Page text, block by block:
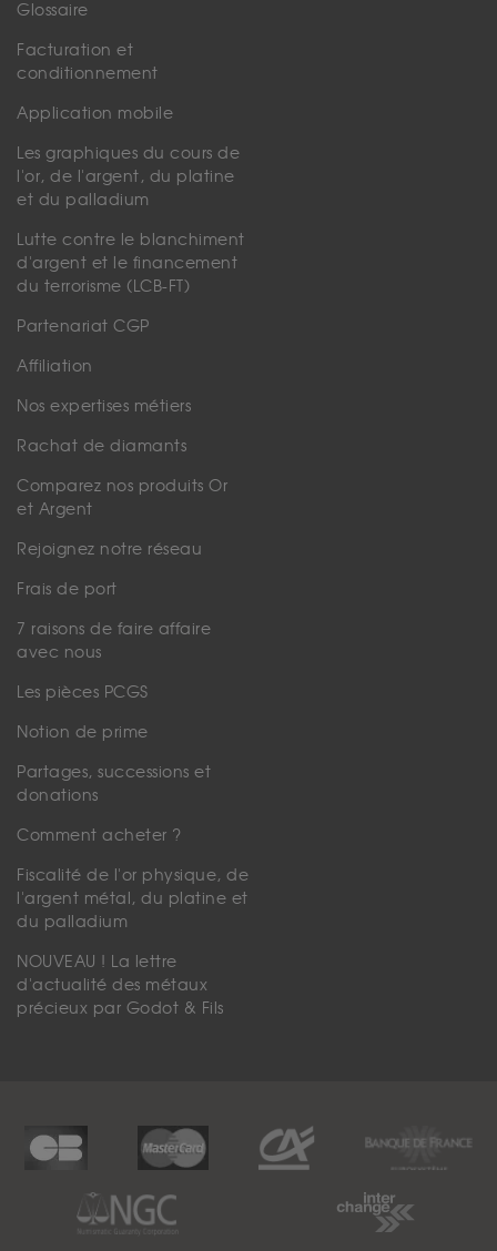
Glossaire
Facturation et
conditionnement
Application mobile
Les graphiques du cours de
l'or, de l'argent, du platine
et du palladium
Lutte contre le blanchiment
d'argent et le financement
du terrorisme (LCB-FT)
Partenariat CGP
Affiliation
Nos expertises métiers
Rachat de diamants
Comparez nos produits Or
et Argent
Rejoignez notre réseau
Frais de port
7 raisons de faire affaire
avec nous
Les pièces PCGS
Notion de prime
Partages, successions et
donations
Comment acheter ?
Fiscalité de l'or physique, de
l'argent métal, du platine et
du palladium
NOUVEAU ! La lettre
d'actualité des métaux
précieux par Godot & Fils